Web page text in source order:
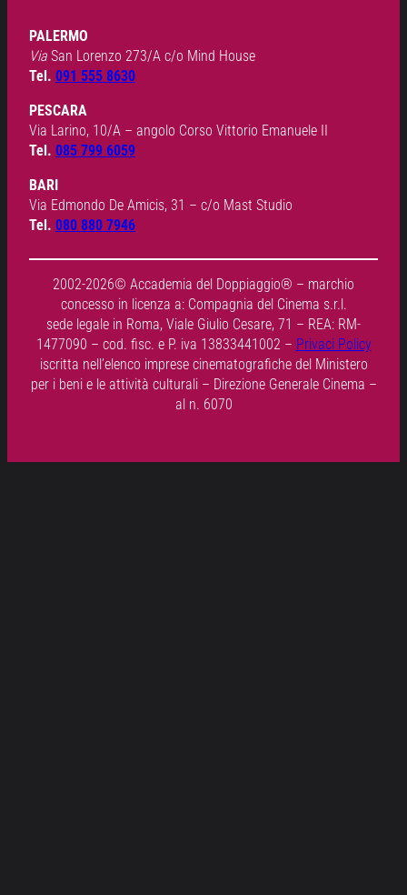
PALERMO
Via San Lorenzo 273/A c/o Mind House
Tel. 091 555 8630
PESCARA
Via Larino, 10/A – angolo Corso Vittorio Emanuele II
Tel. 085 799 6059
BARI
Via Edmondo De Amicis, 31 – c/o Mast Studio
Tel. 080 880 7946
2002-2026© Accademia del Doppiaggio® – marchio
concesso in licenza a: Compagnia del Cinema s.r.l.
sede legale in Roma, Viale Giulio Cesare, 71 – REA: RM-
1477090 – cod. fisc. e P. iva 13833441002 – Privaci Policy
iscritta nell’elenco imprese cinematografiche del Ministero
per i beni e le attività culturali – Direzione Generale Cinema –
al n. 6070